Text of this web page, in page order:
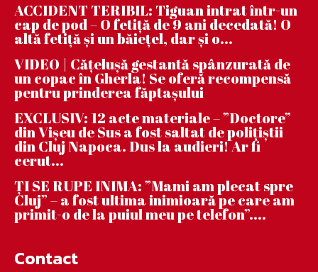
ACCIDENT TERIBIL: Tiguan intrat într-un
cap de pod – O fetiță de 9 ani decedată! O
altă fetiță și un băiețel, dar și o...
VIDEO | Căţeluşă gestantă spânzurată de
un copac în Gherla! Se oferă recompensă
pentru prinderea făptaşului
EXCLUSIV: 12 acte materiale – ”Doctore”
din Vișeu de Sus a fost saltat de polițiștii
din Cluj Napoca. Dus la audieri! Ar fi
cerut...
ȚI SE RUPE INIMA: ”Mami am plecat spre
Cluj” – a fost ultima inimioară pe care am
primit-o de la puiul meu pe telefon”....
Contact